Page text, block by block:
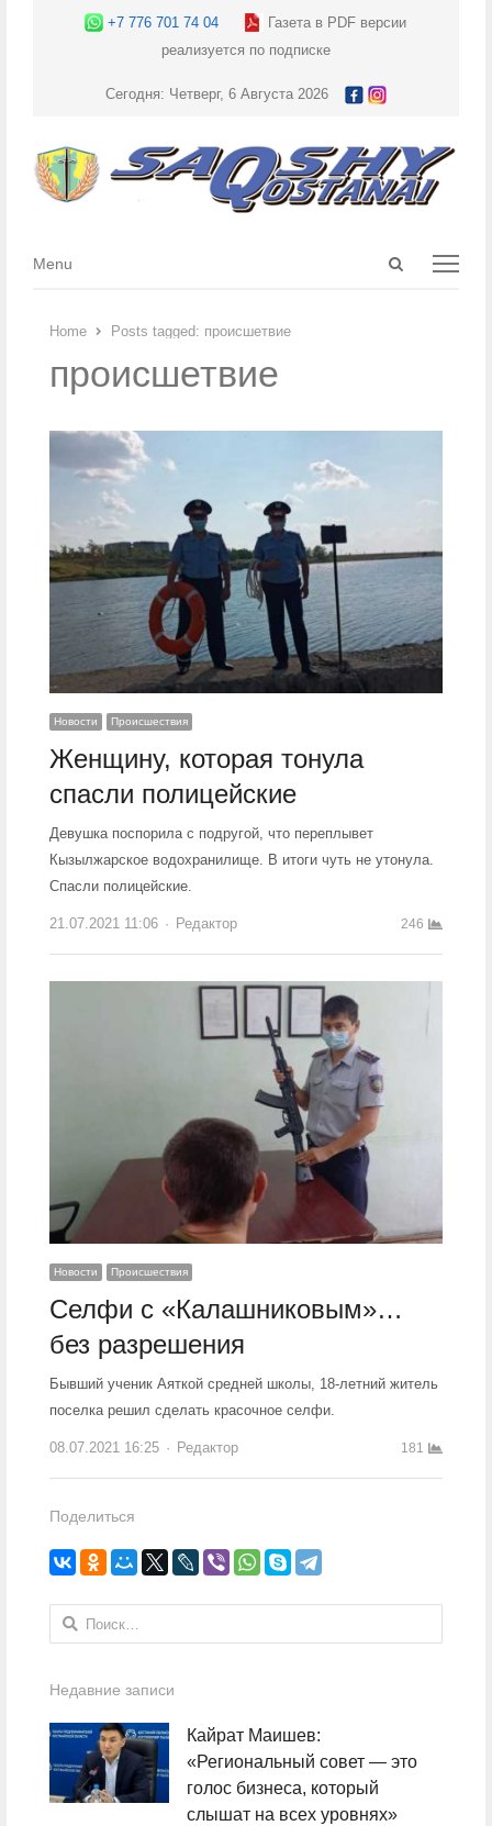
+7 776 701 74 04
Газета в PDF версии
реализуется по подписке
Сегодня: Четверг, 6 Августа 2026
Open
Menu
Menu
Home Posts tagged: происшетвие
происшетвие
Новости Происшествия
Женщину, которая тонула
спасли полицейские
Девушка поспорила с подругой, что переплывет
Кызылжарское водохранилище. В итоги чуть не утонула.
Спасли полицейские.
21.07.2021 11:06 Author
Редактор 246
Новости Происшествия
Селфи с «Калашниковым»…
без разрешения
Бывший ученик Аяткой средней школы, 18-летний житель
поселка решил сделать красочное селфи.
08.07.2021 16:25 Author
Редактор 181
Поделиться
Найти:
Недавние записи
Кайрат Маишев:
«Региональный совет — это
голос бизнеса, который
слышат на всех уровнях»